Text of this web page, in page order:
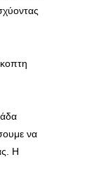
να
Η